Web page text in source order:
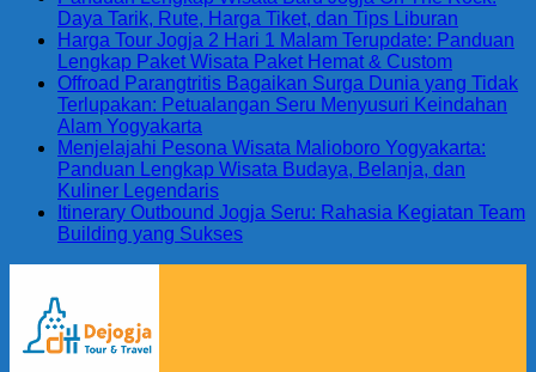
Daya Tarik, Rute, Harga Tiket, dan Tips Liburan
Harga Tour Jogja 2 Hari 1 Malam Terupdate: Panduan
Lengkap Paket Wisata Paket Hemat & Custom
Offroad Parangtritis Bagaikan Surga Dunia yang Tidak
Terlupakan: Petualangan Seru Menyusuri Keindahan
Alam Yogyakarta
Menjelajahi Pesona Wisata Malioboro Yogyakarta:
Panduan Lengkap Wisata Budaya, Belanja, dan
Kuliner Legendaris
Itinerary Outbound Jogja Seru: Rahasia Kegiatan Team
Building yang Sukses